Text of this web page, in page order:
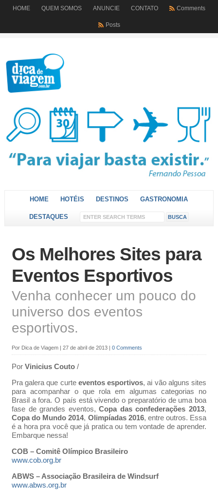
HOME QUEM SOMOS ANUNCIE CONTATO Comments
Posts
HOME HOTÉIS DESTINOS GASTRONOMIA
DESTAQUES
Os Melhores Sites para
Eventos Esportivos
Venha conhecer um pouco do
universo dos eventos
esportivos.
Por Dica de Viagem| 27 de abril de 2013 0 Comments
Por Vinicius Couto/
Pra galera que curte eventos esportivos, ai vão alguns sites
para acompanhar o que rola em algumas categorias no
Brasil a fora. O país está vivendo o preparatório de uma boa
fase de grandes eventos,Copa das confederações 2013,
Copa do Mundo 2014, Olimpíadas 2016, entre outros. Essa
é a hora pra você que já pratica ou tem vontade de aprender.
Embarque nessa!
COB – Comitê Olímpico Brasileiro
www.cob.org.br
ABWS – Associação Brasileira de Windsurf
www.abws.org.br